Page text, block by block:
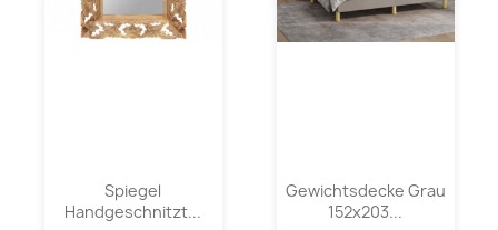
Spiegel
Handgeschnitzt...
Gewichtsdecke Grau
152x203...